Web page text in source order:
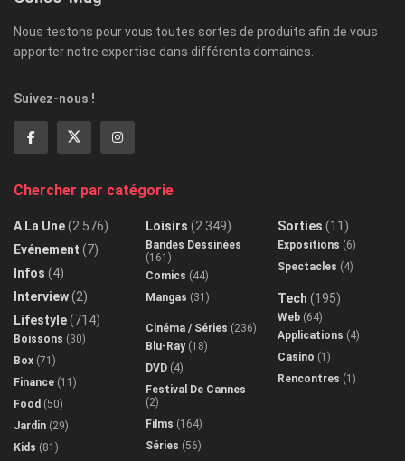
Nous testons pour vous toutes sortes de produits afin de vous
apporter notre expertise dans différents domaines.
Suivez-nous !
Chercher par catégorie
A La Une(2 576)
Evénement (7)
Infos (4)
Interview(2)
Lifestyle(714)
Boissons (30)
Box (71)
Finance (11)
Food (50)
Jardin (29)
Kids (81)
Loisirs (2 349)
Bandes Dessinées
(161)
Comics (44)
Mangas (31)
Cinéma / Séries (236)
Blu-Ray(18)
DVD (4)
Festival De Cannes
(2)
Films (164)
Séries (56)
Sorties (11)
Expositions (6)
Spectacles (4)
Tech (195)
Web (64)
Applications (4)
Casino (1)
Rencontres (1)